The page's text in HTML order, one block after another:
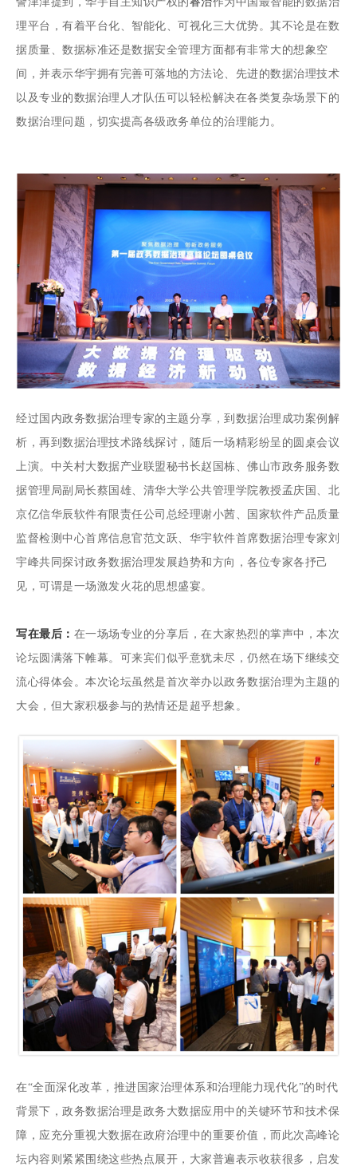
理平台，有着平台化、智能化、可视化三大优势。其不论是在数
据质量、数据标准还是数据安全管理方面都有非常大的想象空
间，并表示华宇拥有完善可落地的方法论、先进的数据治理技术
以及专业的数据治理人才队伍可以轻松解决在各类复杂场景下的
数据治理问题，切实提高各级政务单位的治理能力。
经过国内政务数据治理专家的主题分享，到数据治理成功案例解
析，再到数据治理技术路线探讨，随后一场精彩纷呈的圆桌会议
上演。中关村大数据产业联盟秘书长赵国栋、佛山市政务服务数
据管理局副局长蔡国雄、清华大学公共管理学院教授孟庆国、北
京亿信华辰软件有限责任公司总经理谢小茜、国家软件产品质量
监督检测中心首席信息官范文跃、华宇软件首席数据治理专家刘
宇峰共同探讨政务数据治理发展趋势和方向，各位专家各抒己
见，可谓是一场激发火花的思想盛宴。
写在最后： 在一场场专业的分享后，在大家热烈的掌声中，本次
论坛圆满落下帷幕。可来宾们似乎意犹未尽，仍然在场下继续交
流心得体会。本次论坛虽然是首次举办以政务数据治理为主题的
大会，但大家积极参与的热情还是超乎想象。
在“全面深化改革，推进国家治理体系和治理能力现代化”的时代
背景下，政务数据治理是政务大数据应用中的关键环节和技术保
障，应充分重视大数据在政府治理中的重要价值，而此次高峰论
坛内容则紧紧围绕这些热点展开，大家普遍表示收获很多，启发